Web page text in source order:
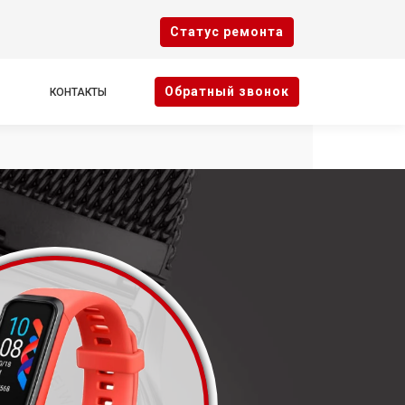
Cтатус ремонта
КОНТАКТЫ Oбратный звонок